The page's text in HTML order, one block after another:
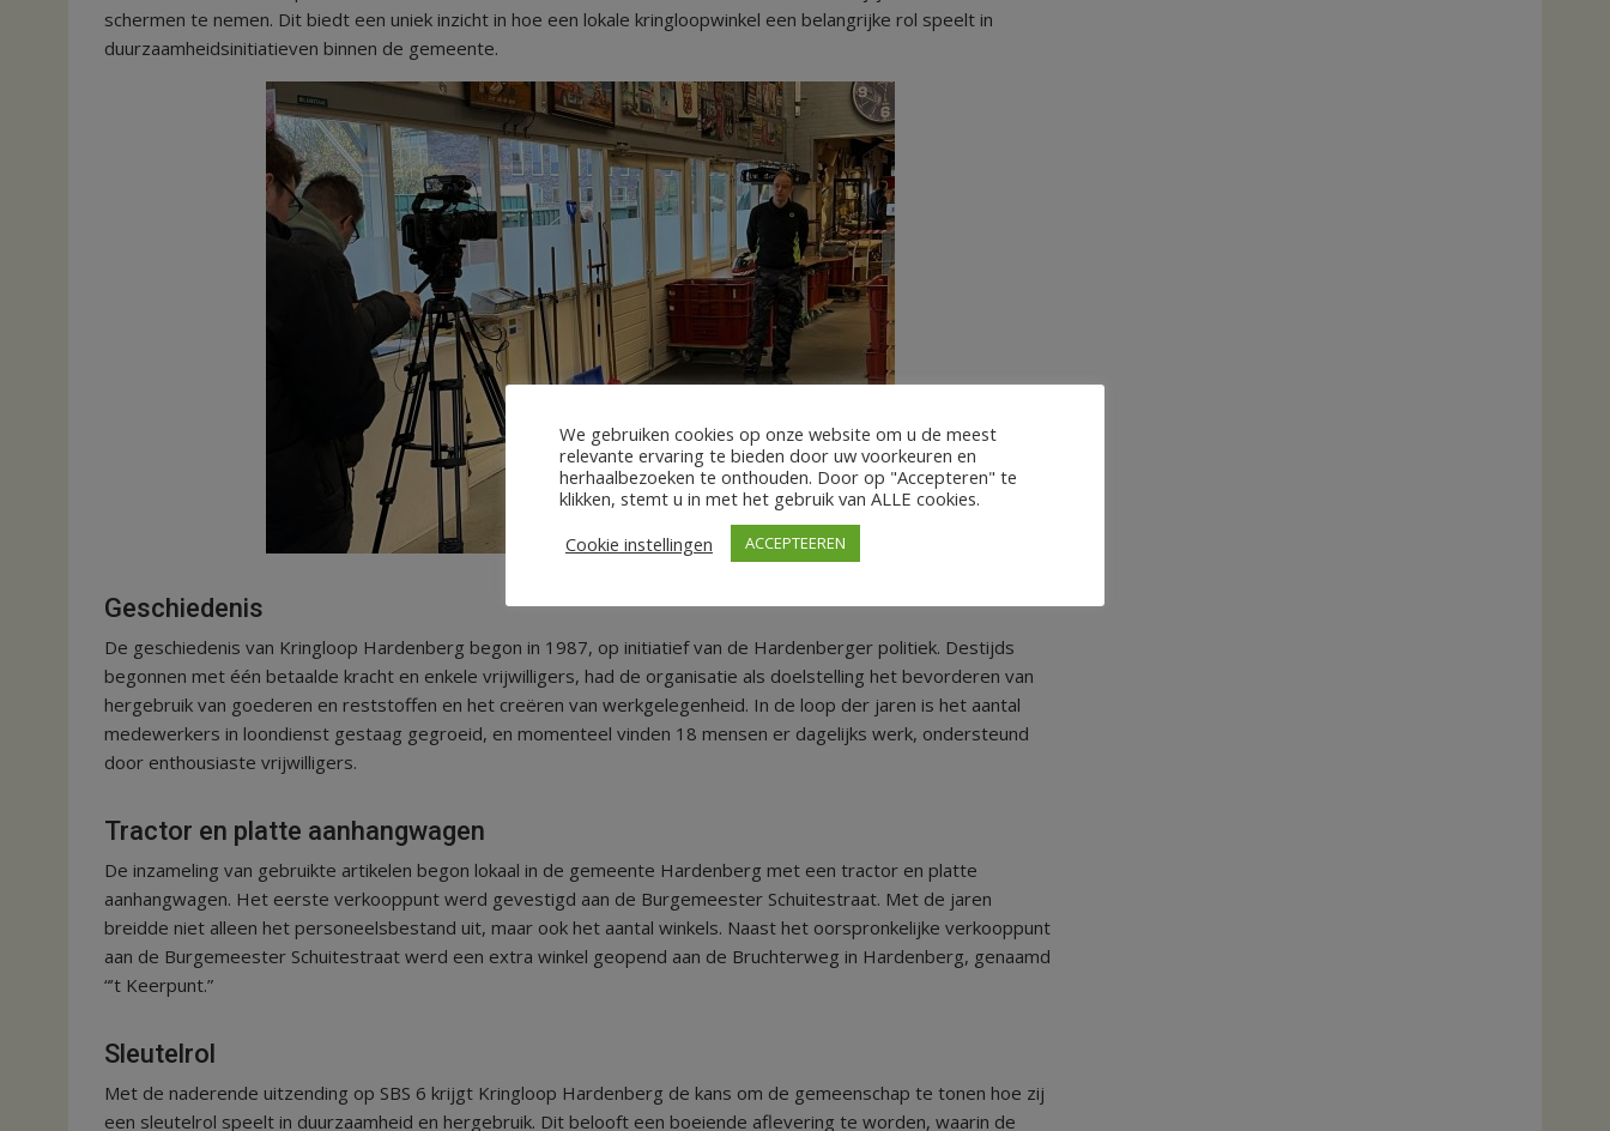
schermen te nemen. Dit biedt een uniek inzicht in hoe een lokale kringloopwinkel een belangrijke rol speelt in
duurzaamheidsinitiatieven binnen de gemeente.
Geschiedenis
De geschiedenis van Kringloop Hardenberg begon in 1987, op initiatief van de Hardenberger politiek. Destijds
begonnen met één betaalde kracht en enkele vrijwilligers, had de organisatie als doelstelling het bevorderen van
hergebruik van goederen en reststoffen en het creëren van werkgelegenheid. In de loop der jaren is het aantal
medewerkers in loondienst gestaag gegroeid, en momenteel vinden 18 mensen er dagelijks werk, ondersteund
door enthousiaste vrijwilligers.
Tractor en platte aanhangwagen
De inzameling van gebruikte artikelen begon lokaal in de gemeente Hardenberg met een tractor en platte
aanhangwagen. Het eerste verkooppunt werd gevestigd aan de Burgemeester Schuitestraat. Met de jaren
breidde niet alleen het personeelsbestand uit, maar ook het aantal winkels. Naast het oorspronkelijke verkooppunt
aan de Burgemeester Schuitestraat werd een extra winkel geopend aan de Bruchterweg in Hardenberg, genaamd
“’t Keerpunt.”
Sleutelrol
Met de naderende uitzending op SBS 6 krijgt Kringloop Hardenberg de kans om de gemeenschap te tonen hoe zij
een sleutelrol speelt in duurzaamheid en hergebruik. Dit belooft een boeiende aflevering te worden, waarin de
We gebruiken cookies op onze website om u de meest
relevante ervaring te bieden door uw voorkeuren en
herhaalbezoeken te onthouden. Door op "Accepteren" te
klikken, stemt u in met het gebruik van ALLE cookies.
Cookie instellingen
ACCEPTEEREN